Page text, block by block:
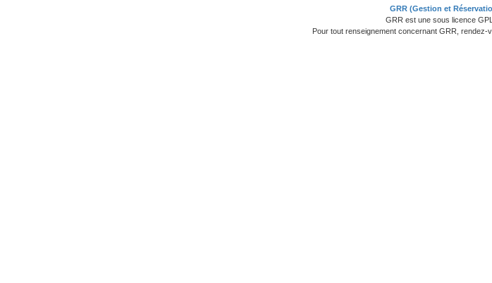
GRR (Gestion et
GRR est une sous licence
Pour tout renseignement concernant GRR, rendez-